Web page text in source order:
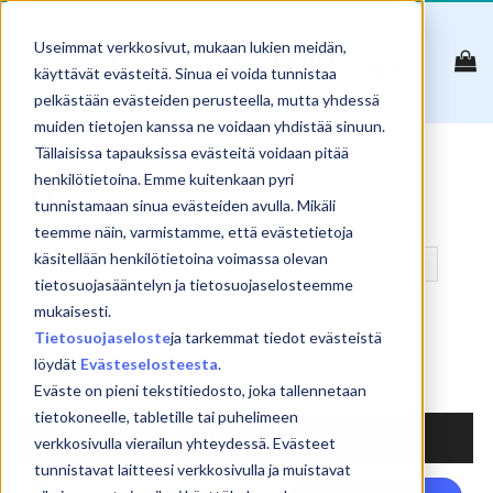
Useimmat verkkosivut, mukaan lukien meidän,
käyttävät evästeitä. Sinua ei voida tunnistaa
pelkästään evästeiden perusteella, mutta yhdessä
muiden tietojen kanssa ne voidaan yhdistää sinuun.
Tällaisissa tapauksissa evästeitä voidaan pitää
henkilötietoina. Emme kuitenkaan pyri
tunnistamaan sinua evästeiden avulla. Mikäli
teemme näin, varmistamme, että evästetietoja
käsitellään henkilötietoina voimassa olevan
tietosuojasääntelyn ja tietosuojaselosteemme
mukaisesti.
Tietosuojaselosteja tarkemmat tiedot evästeistä
löydät Evästeselosteesta.
Eväste on pieni tekstitiedosto, joka tallennetaan
tietokoneelle, tabletille tai puhelimeen
verkkosivulla vierailun yhteydessä. Evästeet
tunnistavat laitteesi verkkosivulla ja muistavat
Skip
content
BI
Reset
Show
products
Search:
NIMI
HINTA
Datatyö –